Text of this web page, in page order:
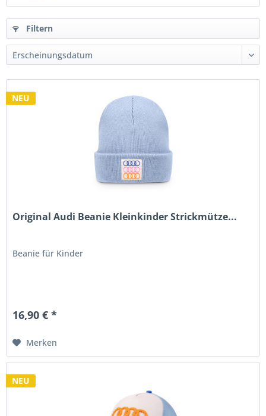
Filtern
NEU
Original Audi Beanie Kleinkinder Strickmütze...
Beanie für Kinder
16,90 € *
Merken
NEU